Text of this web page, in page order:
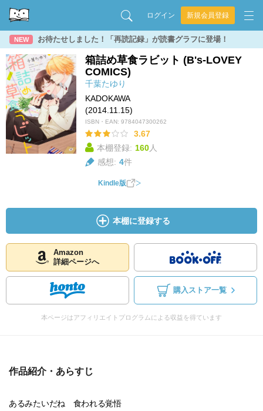
ログイン 新規会員登録
NEW お待たせしました！「再読記録」が読書グラフに登場！
箱詰め草食ラビット (B's-LOVEY
COMICS)
千葉たゆり
KADOKAWA
(2014.11.15)
ISBN・EAN: 9784047300262
3.67
本棚登録: 160人
感想: 4件
Kindle版
本棚に登録する
Amazon
詳細ページへ
購入ストア一覧
本ページはアフィリエイトプログラムによる収益を得ています
作品紹介・あらすじ
あるみたいだね 食われる覚悟